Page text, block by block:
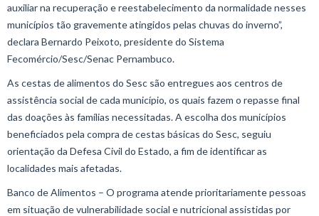
auxiliar na recuperação e reestabelecimento da normalidade nesses
municípios tão gravemente atingidos pelas chuvas do inverno”,
declara Bernardo Peixoto, presidente do Sistema
Fecomércio/Sesc/Senac Pernambuco.
As cestas de alimentos do Sesc são entregues aos centros de
assistência social de cada município, os quais fazem o repasse final
das doações às famílias necessitadas. A escolha dos municípios
beneficiados pela compra de cestas básicas do Sesc, seguiu
orientação da Defesa Civil do Estado, a fim de identificar as
localidades mais afetadas.
Banco de Alimentos – O programa atende prioritariamente pessoas
em situação de vulnerabilidade social e nutricional assistidas por